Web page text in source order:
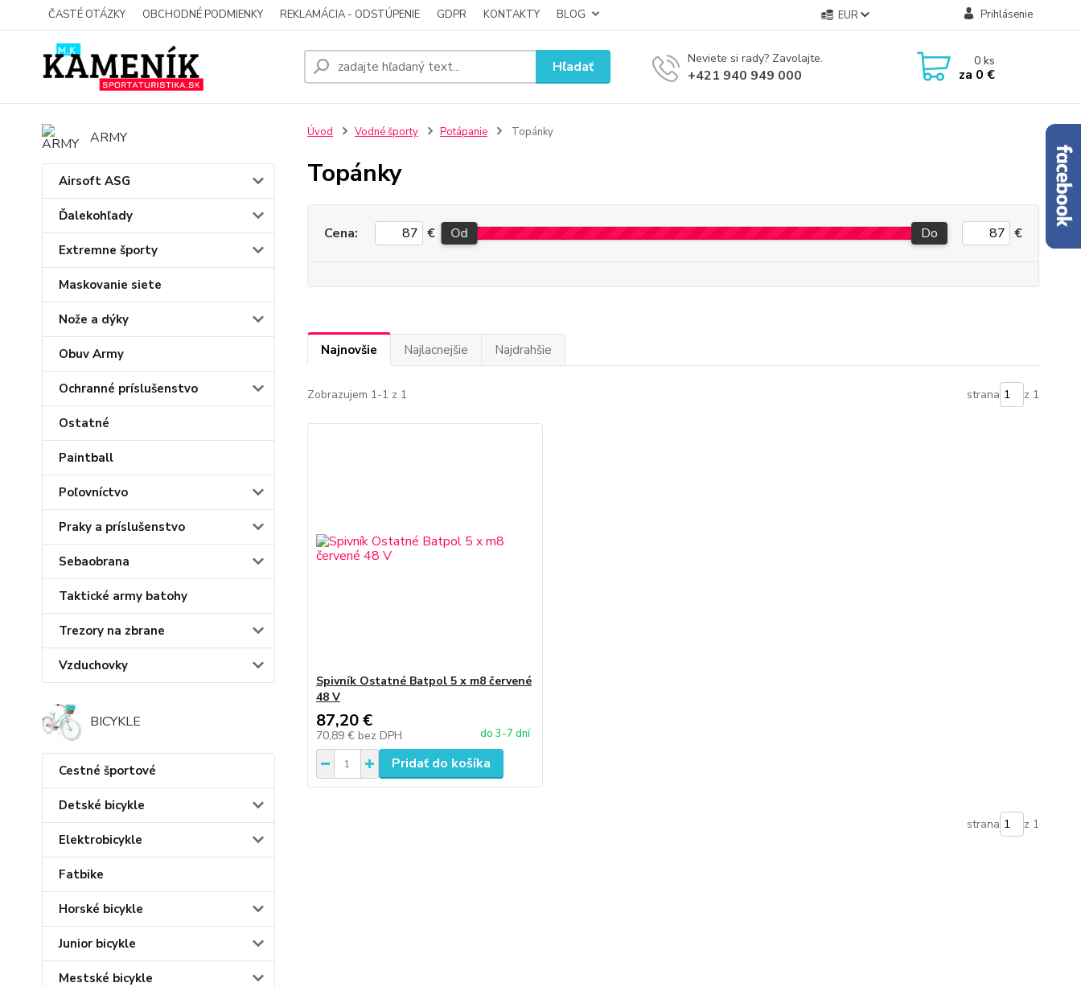
ČASTÉ OTÁZKY OBCHODNÉ PODMIENKY REKLAMÁCIA - ODSTÚPENIE GDPR KONTAKTY BLOG EUR Prihlásenie
Hľadať Neviete si rady? Zavolajte.
+421 940 949 000
0ks
za 0 €
ARMY
Airsoft ASG
Ďalekohľady
Extremne športy
Maskovanie siete
Nože a dýky
Obuv Army
Ochranné príslušenstvo
Ostatné
Paintball
Poľovníctvo
Praky a príslušenstvo
Sebaobrana
Taktické army batohy
Trezory na zbrane
Vzduchovky
BICYKLE
Cestné športové
Detské bicykle
Elektrobicykle
Fatbike
Horské bicykle
Junior bicykle
Mestské bicykle
Úvod Vodné športy Potápanie Topánky
Topánky
Cena: € Od Do €
Najnovšie Najlacnejšie Najdrahšie
Zobrazujem 1-1 z 1 strana z 1
Spivník Ostatné Batpol 5 x m8 červené
48 V
87,20 €
70,89 € bez DPH do 3-7 dní
Pridať do košíka
strana z 1